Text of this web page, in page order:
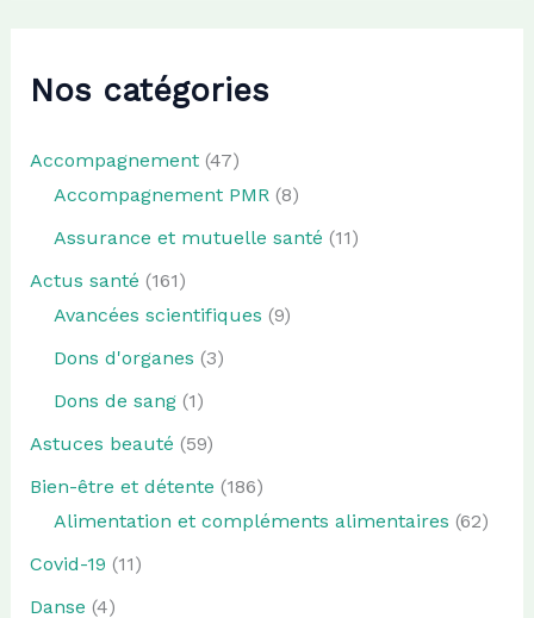
Nos catégories
Accompagnement(47)
Accompagnement PMR(8)
Assurance et mutuelle santé (11)
Actus santé (161)
Avancées scientifiques (9)
Dons d'organes (3)
Dons de sang(1)
Astuces beauté (59)
Bien-être et détente (186)
Alimentation et compléments alimentaires (62)
Covid-19 (11)
Danse (4)